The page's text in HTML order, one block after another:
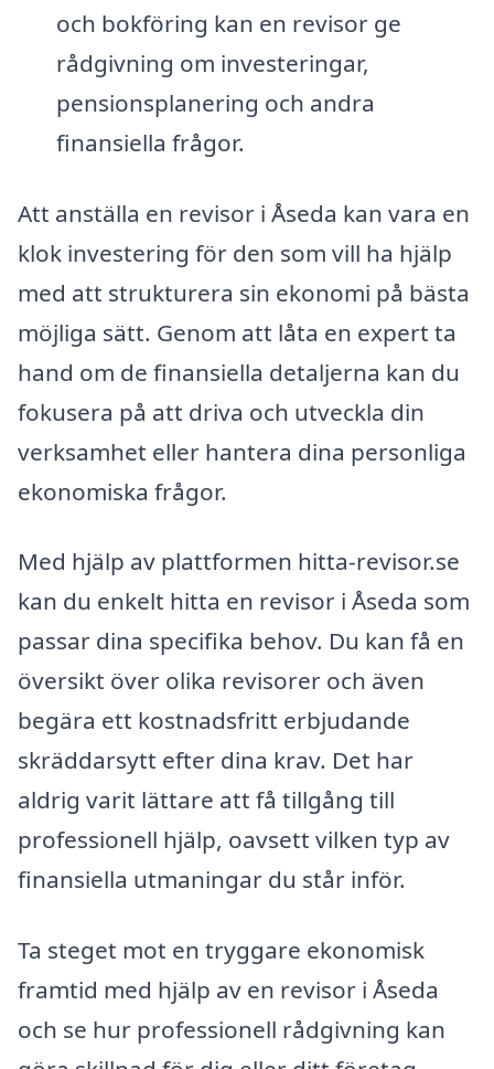
och bokföring kan en revisor ge
rådgivning om investeringar,
pensionsplanering och andra
finansiella frågor.
Att anställa en revisor i Åseda kan vara en
klok investering för den som vill ha hjälp
med att strukturera sin ekonomi på bästa
möjliga sätt. Genom att låta en expert ta
hand om de finansiella detaljerna kan du
fokusera på att driva och utveckla din
verksamhet eller hantera dina personliga
ekonomiska frågor.
Med hjälp av plattformen hitta-revisor.se
kan du enkelt hitta en revisor i Åseda som
passar dina specifika behov. Du kan få en
översikt över olika revisorer och även
begära ett kostnadsfritt erbjudande
skräddarsytt efter dina krav. Det har
aldrig varit lättare att få tillgång till
professionell hjälp, oavsett vilken typ av
finansiella utmaningar du står inför.
Ta steget mot en tryggare ekonomisk
framtid med hjälp av en revisor i Åseda
och se hur professionell rådgivning kan